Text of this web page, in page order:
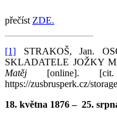
přečíst ZDE.
[1] STRAKOŠ, Jan.
SKLADATELE JOŽKY
Matěj [online]. [cit.
https://zusbrusperk.cz/
18. května 1876 – 25.